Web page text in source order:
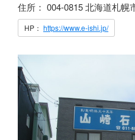
住所： 004-0815 北海道札幌
HP： https://www.e-ishi.jp/